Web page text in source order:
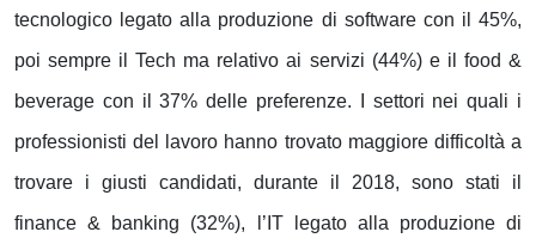
tecnologico legato alla produzione di software con il 45%,
poi sempre il Tech ma relativo ai servizi (44%) e il food &
beverage con il 37% delle preferenze. I settori nei quali i
professionisti del lavoro hanno trovato maggiore difficoltà a
trovare i giusti candidati, durante il 2018, sono stati il
finance & banking (32%), l’IT legato alla produzione di